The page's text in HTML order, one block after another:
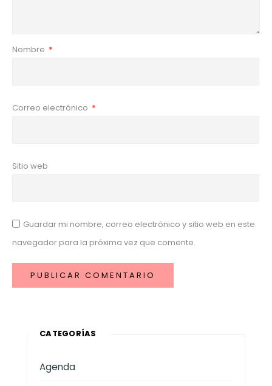
Nombre *
Correo electrónico *
Sitio web
Guardar mi nombre, correo electrónico y sitio web en este
navegador para la próxima vez que comente.
CATEGORÍAS
Agenda